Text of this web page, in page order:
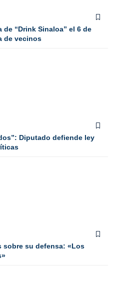
“Drink Sinaloa” el 6 de
de vecinos
Diputado defiende ley
sobre su defensa: «Los